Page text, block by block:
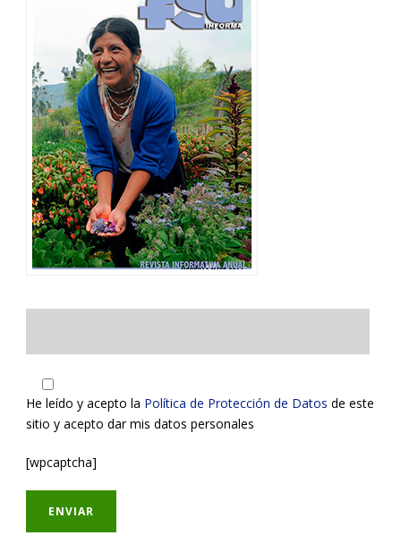
He leído y acepto la Política de Protección de Datos de este
sitio y acepto dar mis datos personales
[wpcaptcha]